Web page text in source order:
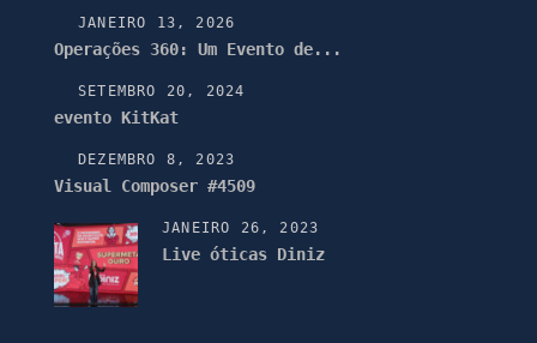
JANEIRO 13, 2026
Operações 360: Um Evento de...
SETEMBRO 20, 2024
evento KitKat
DEZEMBRO 8, 2023
Visual Composer #4509
JANEIRO 26, 2023
Live óticas Diniz